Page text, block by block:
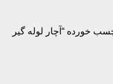
خورده “آچار لوله گیر